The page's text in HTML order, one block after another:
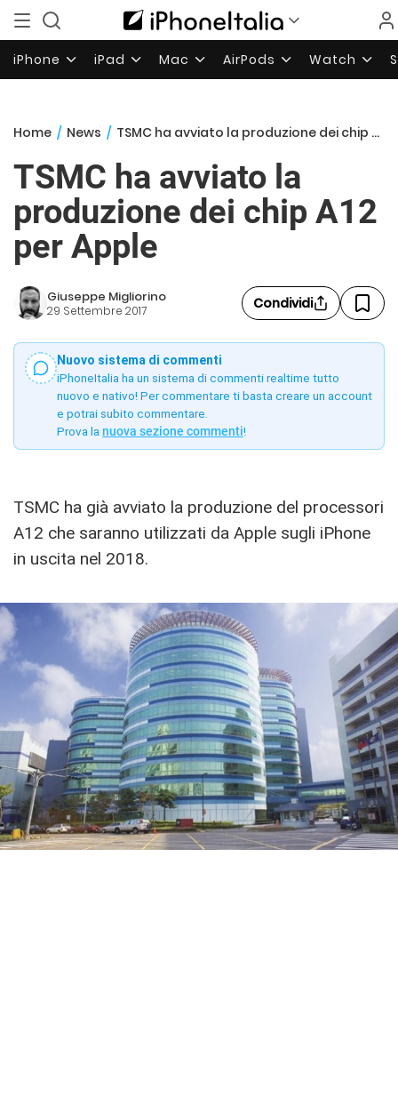
iPhone iPad Mac AirPods Watch
Home / News / TSMC ha avviato la produzione dei chip A12 per Apple
TSMC ha avviato la
produzione dei chip A12
per Apple
Giuseppe Migliorino
29 Settembre 2017 Condividi
Nuovo sistema di commenti
iPhoneItalia ha un sistema di commenti realtime tutto
nuovo e nativo! Per commentare ti basta creare un account
e potrai subito commentare.
Prova la nuova sezione commenti!
TSMC ha già avviato la produzione del processori
A12 che saranno utilizzati da Apple sugli iPhone
in uscita nel 2018.